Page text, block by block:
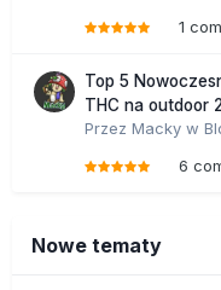
1
Top 5
THC na outdoor
Przez Macky w
6
Nowe tematy